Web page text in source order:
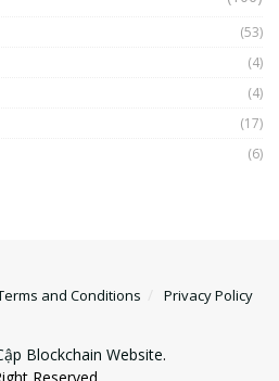
(53)
(4)
(4)
(17)
(6)
and Conditions Privacy Policy
Blockchain Website.
Reserved.